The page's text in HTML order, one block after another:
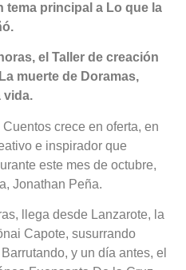
tema principal a Lo que la
el Taller de creación
muerte de Doramas,
vida.
crece en oferta, en
e inspirador que
este mes de octubre,
Jonathan Peña.
llega desde Lanzarote, la
Capote, susurrando
y un día antes, el